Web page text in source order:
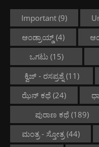
Important (9)
ಆಂಡ್ರಾಯ್ಡ್(4)
ಒಗಟು(15)
ಕ್ವಿಜ್ - ರಸಪ್ರಶ್ನೆ (11)
ಝೆನ್ ಕಥೆ(24)
ಪುರಾಣ ಕಥೆ (189)
ಮಂತ್ರ - ಸ್ತೋತ್ರ(44)